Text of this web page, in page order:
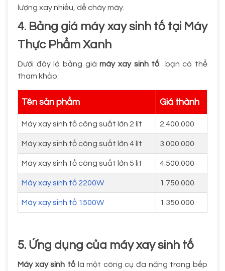
lượng xay nhiều, dễ cháy máy.
4. Bảng giá máy xay sinh tố tại Máy
Thực Phẩm Xanh
Dưới đây là bảng giámáy xay sinh tố bạn có thể
tham khảo:
Tên sản phẩm Giá thành
Máy xay sinh tố công suất lớn 2 lít 2.400.000
Máy xay sinh tố công suất lớn 4 lít 3.000.000
Máy xay sinh tố công suất lớn 5 lít 4.500.000
Máy xay sinh tố 2200W 1.750.000
Máy xay sinh tố 1500W 1.350.000
5. Ứng dụng của máy xay sinh tố
Máy xay sinh tốlà một công cụ đa năng trong bếp